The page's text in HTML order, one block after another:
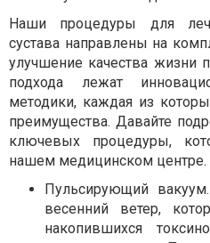
Наши процедуры для
сустава направлены на
улучшение качества жизни
подхода лежат
методики, каждая из
преимущества. Давайте
ключевых процедуры,
нашем медицинском центре.
Пульсирующий
весенний ветер,
накопившихся